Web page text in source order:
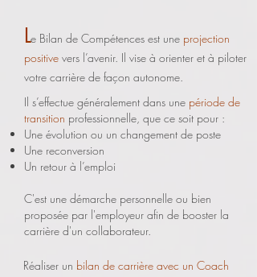
Le Bilan de Compétences est une projection
positive vers l’avenir. Il vise à orienter et à piloter
votre carrière de façon autonome.
Il s’effectue généralement dans une période de
transition professionnelle, que ce soit pour :
Une évolution ou un changement de poste
Une reconversion
Un retour à l’emploi
C'est une démarche personnelle ou bien
proposée par l'employeur afin de booster la
carrière d'un collaborateur.
Réaliser un bilan de carrière avec un Coach